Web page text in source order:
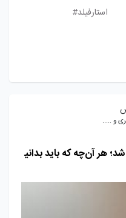
استارفیلد#
و .....
هر آن‌چه که باید بدانی